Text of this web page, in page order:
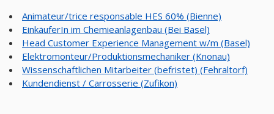
Animateur/trice responsable HES 60% (Bienne)
EinkäuferIn im Chemieanlagenbau (Bei Basel)
Head Customer Experience Management w/m (Basel)
Elektromonteur/Produktionsmechaniker (Knonau)
Wissenschaftlichen Mitarbeiter (befristet) (Fehraltorf)
Kundendienst / Carrosserie (Zufikon)